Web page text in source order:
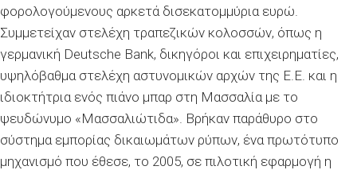
φορολογούμενους αρκετά δισεκατομμύρια ευρώ.
Συμμετείχαν στελέχη τραπεζικών κολοσσών, όπως η
γερμανική Deutsche Bank, δικηγόροι και επιχειρηματίες,
υψηλόβαθμα στελέχη αστυνομικών αρχών της Ε.Ε. και η
ιδιοκτήτρια ενός πιάνο μπαρ στη Μασσαλία με το
ψευδώνυμο «Μασσαλιώτιδα». Βρήκαν παράθυρο στο
σύστημα εμπορίας δικαιωμάτων ρύπων, ένα πρωτότυπο
μηχανισμό που έθεσε, το 2005, σε πιλοτική εφαρμογή η